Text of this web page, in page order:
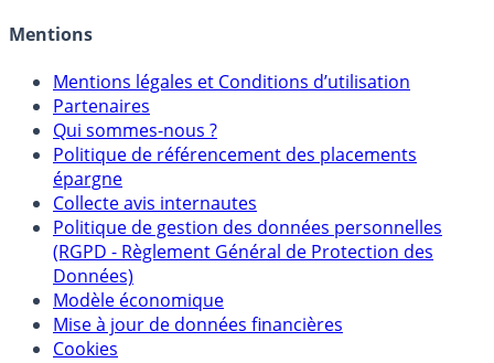
Mentions
Mentions légales et Conditions d’utilisation
Partenaires
Qui sommes-nous ?
Politique de référencement des placements
épargne
Collecte avis internautes
Politique de gestion des données personnelles
(RGPD - Règlement Général de Protection des
Données)
Modèle économique
Mise à jour de données financières
Cookies